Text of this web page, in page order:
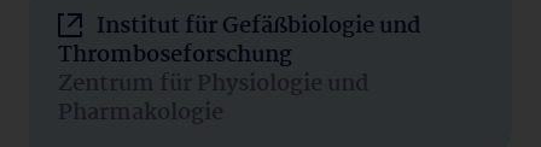
Institut für Gefäßbiologie und
Thromboseforschung
Zentrum für Physiologie und
Pharmakologie